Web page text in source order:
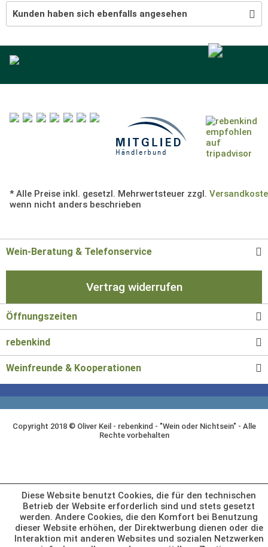
Kunden haben sich ebenfalls angesehen
* Alle Preise inkl. gesetzl. Mehrwertsteuer zzgl.
wenn nicht anders beschrieben
Wein-Beratung & Telefonservice
Vertrag widerrufen
Öffnungszeiten
rebenkind
Weinfreunde & Kooperationen
Copyright 2018 © Oliver Keil - rebenkind - "Wein oder Nichtsein" - Alle
Rechte vorbehalten
Diese Website benutzt Cookies, die für den technischen
Betrieb der Website erforderlich sind und stets gesetzt
werden. Andere Cookies, die den Komfort bei Benutzung
dieser Website erhöhen, der Direktwerbung dienen oder die
Interaktion mit anderen Websites und sozialen Netzwerken